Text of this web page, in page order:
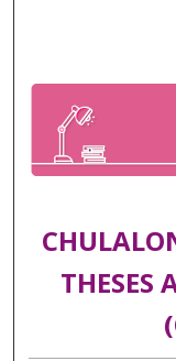
THESES